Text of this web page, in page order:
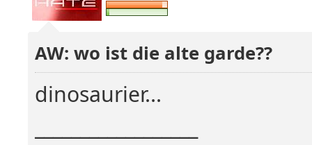
AW: wo ist die alte garde??
dinosaurier...